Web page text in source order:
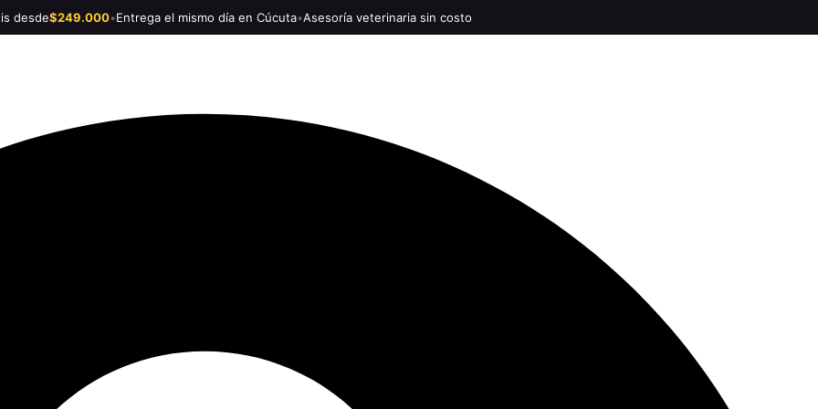
desde$249.000•Entrega el mismo día en Cúcuta•Asesoría veterinaria sin costo